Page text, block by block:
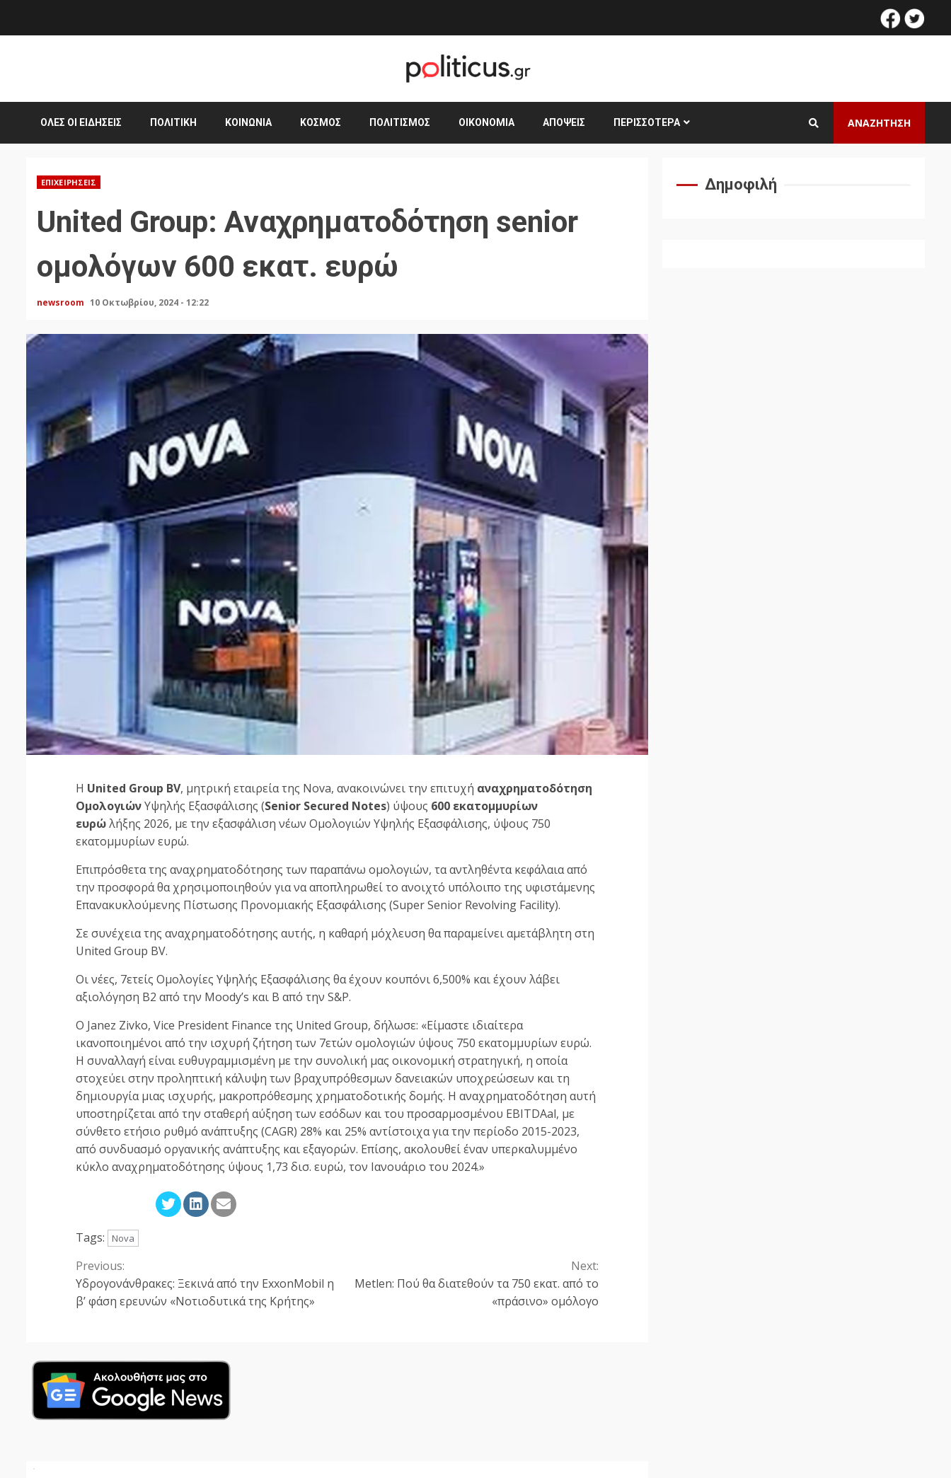
facebook
ΌΛΕΣ ΟΙ ΕΙΔΉΣΕΙΣ ΠΟΛΙΤΙΚΉ ΚΟΙΝΩΝΊΑ ΚΌΣΜΟΣ ΠΟΛΙΤΙΣΜΌΣ ΟΙΚΟΝΟΜΊΑ ΑΠΌΨΕΙΣ ΠΕΡΙΣΣΌΤΕΡΑ ΑΝΑΖΗΤΗΣΗ
ΕΠΙΧΕΙΡΉΣΕΙΣ
United Group: Αναχρηματοδότηση senior
ομολόγων 600 εκατ. ευρώ
newsroom 10 Οκτωβρίου, 2024 - 12:22
Η United Group BV, μητρική εταιρεία της Nova, ανακοινώνει την επιτυχή αναχρηματοδότηση
ΟμολογιώνΥψηλής Εξασφάλισης (Senior Secured Notes) ύψους 600 εκατομμυρίων
ευρώλήξης 2026, με την εξασφάλιση νέων Ομολογιών Υψηλής Εξασφάλισης, ύψους 750
εκατομμυρίων ευρώ.
Επιπρόσθετα της αναχρηματοδότησης των παραπάνω ομολογιών, τα αντληθέντα κεφάλαια από
την προσφορά θα χρησιμοποιηθούν για να αποπληρωθεί το ανοιχτό υπόλοιπο της υφιστάμενης
Επανακυκλούμενης Πίστωσης Προνομιακής Εξασφάλισης (Super Senior Revolving Facility).
Σε συνέχεια της αναχρηματοδότησης αυτής, η καθαρή μόχλευση θα παραμείνει αμετάβλητη στη
United Group BV.
Οι νέες, 7ετείς Ομολογίες Υψηλής Εξασφάλισης θα έχουν κουπόνι 6,500% και έχουν λάβει
αξιολόγηση Β2 από την Moody’s και Β από την S&P.
O Janez Zivko, Vice President Finance της United Group, δήλωσε: «Είμαστε ιδιαίτερα
ικανοποιημένοι από την ισχυρή ζήτηση των 7ετών ομολογιών ύψους 750 εκατομμυρίων ευρώ.
Η συναλλαγή είναι ευθυγραμμισμένη με την συνολική μας οικονομική στρατηγική, η οποία
στοχεύει στην προληπτική κάλυψη των βραχυπρόθεσμων δανειακών υποχρεώσεων και τη
δημιουργία μιας ισχυρής, μακροπρόθεσμης χρηματοδοτικής δομής. Η αναχρηματοδότηση αυτή
υποστηρίζεται από την σταθερή αύξηση των εσόδων και του προσαρμοσμένου EBITDAal, με
σύνθετο ετήσιο ρυθμό ανάπτυξης (CAGR) 28% και 25% αντίστοιχα για την περίοδο 2015-2023,
από συνδυασμό οργανικής ανάπτυξης και εξαγορών. Επίσης, ακολουθεί έναν υπερκαλυμμένο
κύκλο αναχρηματοδότησης ύψους 1,73 δισ. ευρώ, τον Ιανουάριο του 2024.»
Tags: Nova
Continue
Reading
Previous:
Υδρογονάνθρακες: Ξεκινά από την ExxonMobil η
β’ φάση ερευνών «Νοτιοδυτικά της Κρήτης»
Next:
Metlen: Πού θα διατεθούν τα 750 εκατ. από το
«πράσινο» ομόλογο
Δημοφιλή